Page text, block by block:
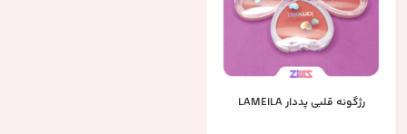
رژگونه قلبی پددار LAMEILA